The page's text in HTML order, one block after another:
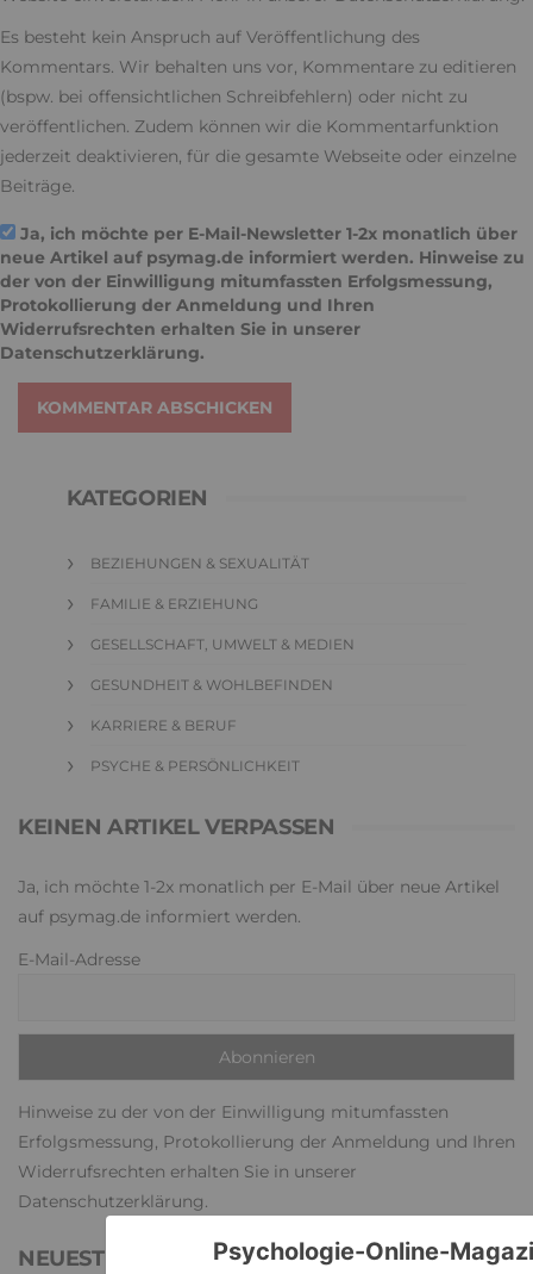
Es besteht kein Anspruch auf Veröffentlichung des
Kommentars. Wir behalten uns vor, Kommentare zu editieren
(bspw. bei offensichtlichen Schreibfehlern) oder nicht zu
veröffentlichen. Zudem können wir die Kommentarfunktion
jederzeit deaktivieren, für die gesamte Webseite oder einzelne
Beiträge.
Ja, ich möchte per E-Mail-Newsletter 1-2x monatlich über
neue Artikel auf psymag.de informiert werden. Hinweise zu
der von der Einwilligung mitumfassten Erfolgsmessung,
Protokollierung der Anmeldung und Ihren
Widerrufsrechten erhalten Sie in unserer
Datenschutzerklärung.
KOMMENTAR ABSCHICKEN
KATEGORIEN
BEZIEHUNGEN & SEXUALITÄT
FAMILIE & ERZIEHUNG
GESELLSCHAFT, UMWELT & MEDIEN
GESUNDHEIT & WOHLBEFINDEN
KARRIERE & BERUF
PSYCHE & PERSÖNLICHKEIT
KEINEN ARTIKEL VERPASSEN
Ja, ich möchte 1-2x monatlich per E-Mail über neue Artikel
auf psymag.de informiert werden.
E-Mail-Adresse
Hinweise zu der von der Einwilligung mitumfassten
Erfolgsmessung, Protokollierung der Anmeldung und Ihren
Widerrufsrechten erhalten Sie in unserer
Datenschutzerklärung.
NEUESTE ARTIKEL